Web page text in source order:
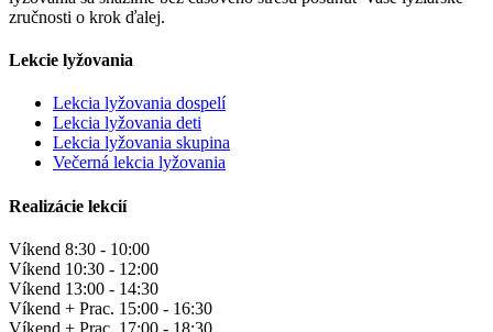
zručnosti o krok ďalej.
Lekcie lyžovania
Lekcia lyžovania dospelí
Lekcia lyžovania deti
Lekcia lyžovania skupina
Večerná lekcia lyžovania
Realizácie lekcií
Víkend 8:30 - 10:00
Víkend 10:30 - 12:00
Víkend 13:00 - 14:30
Víkend + Prac. 15:00 - 16:30
Víkend + Prac. 17:00 - 18:30